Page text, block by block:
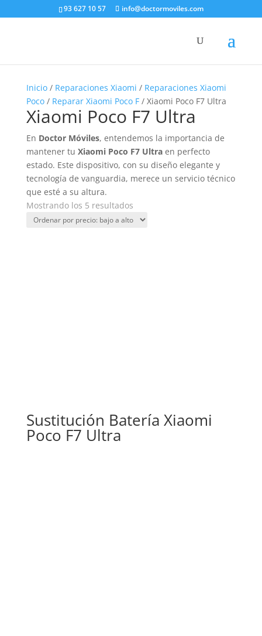
93 627 10 57 info@doctormoviles.com
Inicio/ Reparaciones Xiaomi / Reparaciones Xiaomi
Poco/ Reparar Xiaomi Poco F/ Xiaomi Poco F7 Ultra
Xiaomi Poco F7 Ultra
En Doctor Móviles, entendemos la importancia de
mantener tu Xiaomi Poco F7 Ultraen perfecto
estado. Este dispositivo, con su diseño elegante y
tecnología de vanguardia, merece un servicio técnico
que esté a su altura.
Mostrando los 5 resultadosOrdenado
por
Sustitución Batería Xiaomi
Poco F7 Ultra